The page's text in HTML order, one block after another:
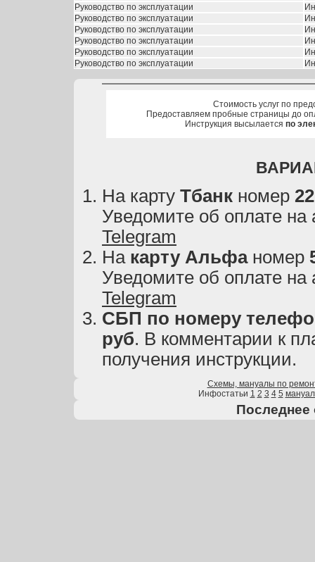
Руководство по эксплуатации
Руководство по эксплуатации
Руководство по эксплуатации
Руководство по эксплуатации
Руководство по эксплуатации
Руководство по эксплуатации
Стоимость услуг по
Предоставляем пробные страницы до
Инструкция высылается по
На карту Тбанк номер
Уведомите об оплате на
Telegram
На карту Альфаномер
Уведомите об оплате на
Telegram
СБП по номеру
руб. В комментарии к
получения инструкции.
Схемы, мануалы по
Инфостатьи 1 2 3 4 5